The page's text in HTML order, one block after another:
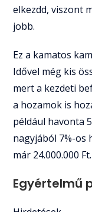
elkezdd, viszont
jobb.
Ez a kamatos
Idővel még kis
mert a kezdeti
a hozamok is
például havonta
nagyjából 7%-os
már 24.000.000 Ft.
Egyértelmű